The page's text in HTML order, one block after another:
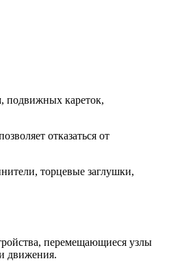
подвижных кареток,
отказаться от
торцевые заглушки,
перемещающиеся узлы
движения.